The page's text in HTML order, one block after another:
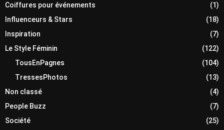
Coiffures pour événements
(1)
Influenceurs & Stars
(18)
Inspiration
(7)
Le Style Féminin
(122)
TousEnPagnes
(104)
TressesPhotos
(13)
Non classé
(4)
People Buzz
(7)
Société
(25)